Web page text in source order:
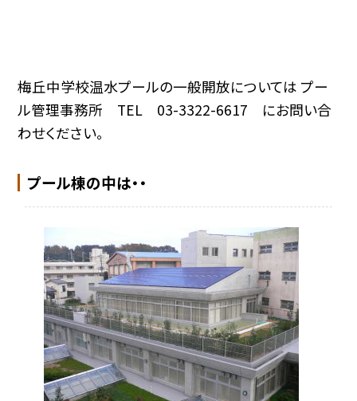
梅丘中学校温水プールの一般開放については プー
ル管理事務所 TEL 03-3322-6617 にお問い合
わせください。
プール棟の中は・・